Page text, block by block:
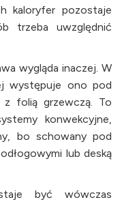
kaloryfer pozostaje
trzeba uwzględnić
wygląda inaczej. W
występuje ono pod
z folią grzewczą. To
konwekcyjne,
bo schowany pod
lub deską
być wówczas